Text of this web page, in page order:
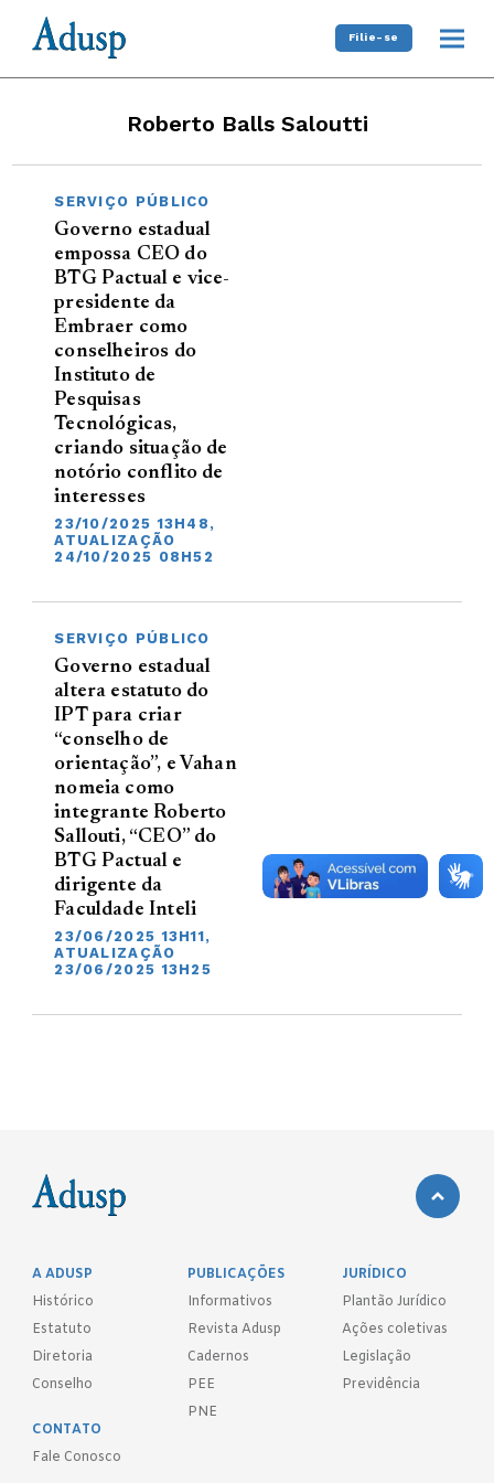
Filie-se
Roberto Balls Saloutti
SERVIÇO PÚBLICO
Governo estadual
empossa CEO do
BTG Pactual e vice-
presidente da
Embraer como
conselheiros do
Instituto de
Pesquisas
Tecnológicas,
criando situação de
notório conflito de
interesses
23/10/2025 13H48,
ATUALIZAÇÃO
24/10/2025 08H52
SERVIÇO PÚBLICO
Governo estadual
altera estatuto do
IPT para criar
“conselho de
orientação”, e Vahan
nomeia como
integrante Roberto
Sallouti, “CEO” do
BTG Pactual e
dirigente da
Faculdade Inteli
23/06/2025 13H11,
ATUALIZAÇÃO
23/06/2025 13H25
A ADUSP
Histórico
Estatuto
Diretoria
Conselho
PUBLICAÇÕES
Informativos
Revista Adusp
Cadernos
PEE
PNE
JURÍDICO
Plantão Jurídico
Ações coletivas
Legislação
Previdência
CONTATO
Fale Conosco